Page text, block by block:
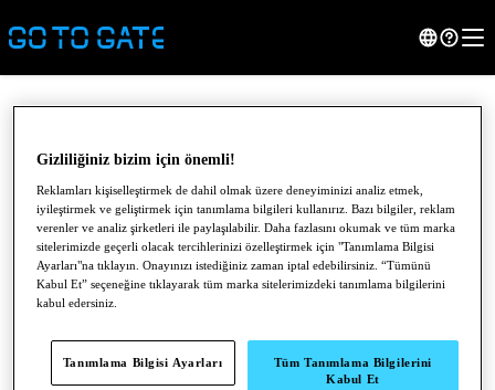
●●●
Gizliliğiniz bizim için önemli!
Reklamları kişiselleştirmek de dahil olmak üzere deneyiminizi analiz etmek,
iyileştirmek ve geliştirmek için tanımlama bilgileri kullanırız. Bazı bilgiler, reklam
verenler ve analiz şirketleri ile paylaşılabilir. Daha fazlasını okumak ve tüm marka
sitelerimizde geçerli olacak tercihlerinizi özelleştirmek için "Tanımlama Bilgisi
Ayarları"na tıklayın. Onayınızı istediğiniz zaman iptal edebilirsiniz. “Tümünü
Kabul Et” seçeneğine tıklayarak tüm marka sitelerimizdeki tanımlama bilgilerini
kabul edersiniz.
Tanımlama Bilgisi Ayarları
Tüm Tanımlama Bilgilerini
Kabul Et